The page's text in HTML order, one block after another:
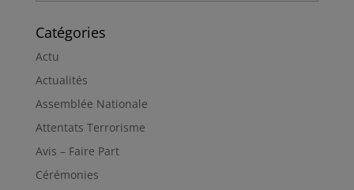
Catégories
Actu
Actualités
Assemblée Nationale
Attentats Terrorisme
Avis – Faire Part
Cérémonies